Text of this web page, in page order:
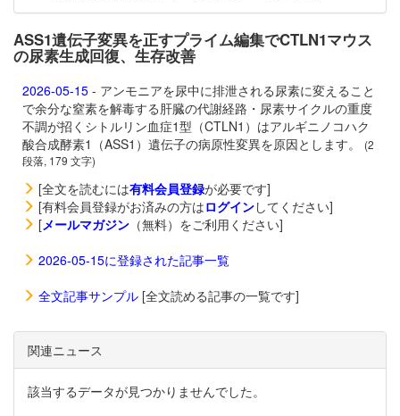
ASS1遺伝子変異を正すプライム編集でCTLN1マウス
の尿素生成回復、生存改善
2026-05-15 - アンモニアを尿中に排泄される尿素に変えること
で余分な窒素を解毒する肝臓の代謝経路・尿素サイクルの重度
不調が招くシトルリン血症1型（CTLN1）はアルギニノコハク
酸合成酵素1（ASS1）遺伝子の病原性変異を原因とします。
(2
段落, 179 文字)
[全文を読むには有料会員登録が必要です]
[有料会員登録がお済みの方はログインしてください]
[メールマガジン （無料）をご利用ください]
2026-05-15に登録された記事一覧
全文記事サンプル [全文読める記事の一覧です]
関連ニュース
該当するデータが見つかりませんでした。